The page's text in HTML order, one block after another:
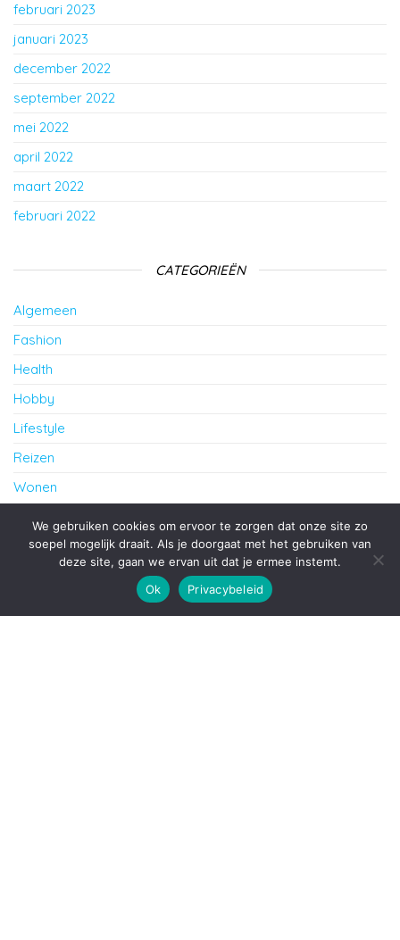
februari 2023
januari 2023
december 2022
september 2022
mei 2022
april 2022
maart 2022
februari 2022
CATEGORIEËN
Algemeen
Fashion
Health
Hobby
Lifestyle
Reizen
Wonen
cursus Frans in Amersfoort
Ondersteund doorWordPress |Thema:
We gebruiken cookies om ervoor te zorgen dat onze site zo
soepel mogelijk draait. Als je doorgaat met het gebruiken van
deze site, gaan we ervan uit dat je ermee instemt.
Ok
Privacybeleid